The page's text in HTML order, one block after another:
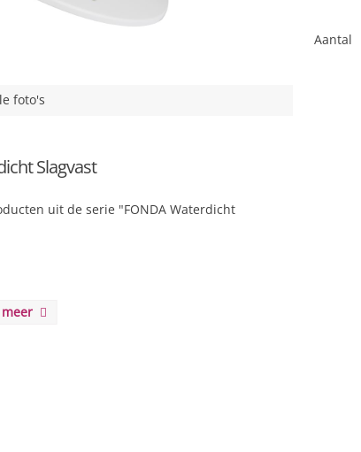
foto's
Slagvast
uit de serie "FONDA Waterdicht
meer
Aantal